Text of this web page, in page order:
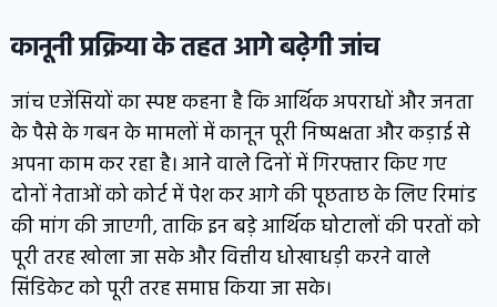
कानूनी प्रक्रिया के तहत आगे बढ़ेगी जांच
जांच एजेंसियों का स्पष्ट कहना है कि आर्थिक अपराधों और जनता
के पैसे के गबन के मामलों में कानून पूरी निष्पक्षता और कड़ाई से
अपना काम कर रहा है। आने वाले दिनों में गिरफ्तार किए गए
दोनों नेताओं को कोर्ट में पेश कर आगे की पूछताछ के लिए रिमांड
की मांग की जाएगी, ताकि इन बड़े आर्थिक घोटालों की परतों को
पूरी तरह खोला जा सके और वित्तीय धोखाधड़ी करने वाले
सिंडिकेट को पूरी तरह समाप्त किया जा सके।